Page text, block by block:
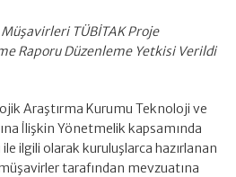
TÜBİTAK Proje
Raporu Düzenleme Yetkisi Verildi
Araştırma Kurumu Teknoloji ve
İlişkin Yönetmelik kapsamında
ilgili olarak kuruluşlarca hazırlanan
tarafından mevzuatına